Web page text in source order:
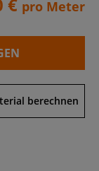
pro Meter
berechnen